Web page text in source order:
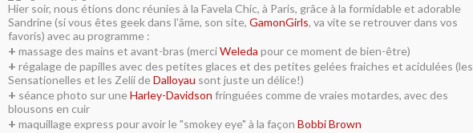
Hier soir, nous étions donc réunies à la Favela Chic, à Paris, grâce à la formidable et adorable
Sandrine (si vous êtes geek dans l'âme, son site, GamonGirls, va vite se retrouver dans vos
favoris) avec au programme :
+ massage des mains et avant-bras (merciWeleda pour ce moment de bien-être)
+ régalage de papilles avec des petites glaces et des petites gelées fraiches et acidulées (les
Sensationelles et les Zelii deDalloyau sont juste un délice!)
+ séance photo sur uneHarley-Davidson fringuées comme de vraies motardes, avec des
blousons en cuir
+ maquillage express pour avoir le "smokey eye" à la façon Bobbi Brown